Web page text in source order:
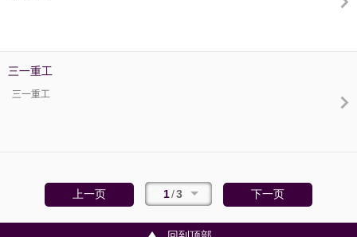
三一重工
三一重工
上一页 1/3 下一页